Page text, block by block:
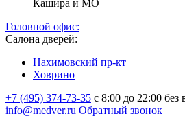
Кашира и МО
Головной офис:
Салона дверей:
Нахимовский пр-кт
Ховрино
+7 (495) 374-73-35 с 8:00 до 22:00
info@medver.ru Обратный звонок